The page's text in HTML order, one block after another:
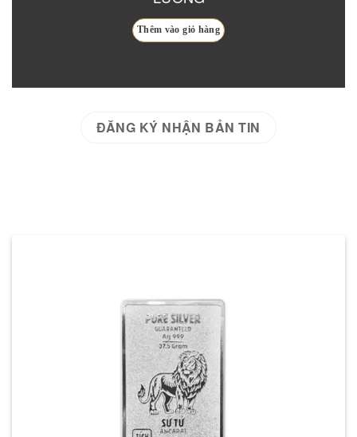
Thêm vào giỏ hàng
ĐĂNG KÝ NHẬN BẢN TIN